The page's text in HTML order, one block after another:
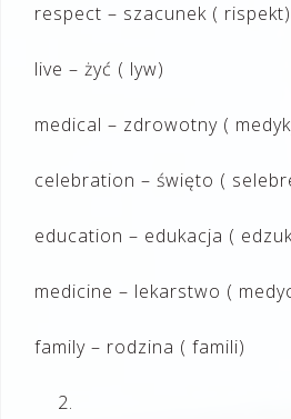
respect – szacunek ( rispekt)
live – żyć ( lyw)
medical – zdrowotny (
celebration – święto (
education – edukacja (
medicine – lekarstwo (
family – rodzina ( famili)